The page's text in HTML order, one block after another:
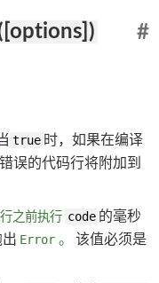
#
true 时，如果在编译
误的代码行将附加到
之前执行 code 的毫秒
Error 。
该值必须是